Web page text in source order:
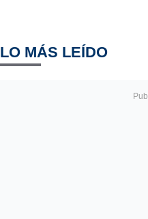
LO MÁS LEÍDO